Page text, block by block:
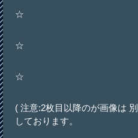
☆
☆
☆
( 注意:2枚目以降のが画像は
しております。